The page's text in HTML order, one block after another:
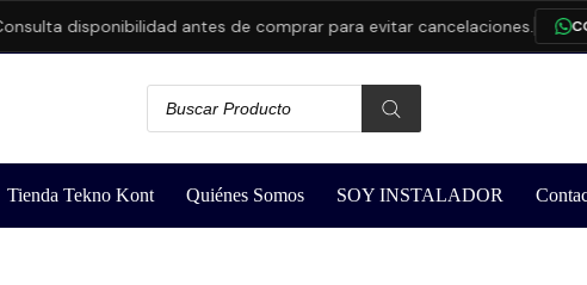
disponibilidad antes de comprar para evitar cancelaciones.
Tienda Tekno Kont Quiénes Somos SOY INSTALADOR